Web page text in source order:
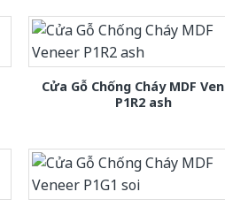
Cửa Gỗ Chống Cháy MDF
P1R2 ash